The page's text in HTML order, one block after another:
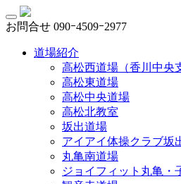
お問合せ 090ｰ4509ｰ2977
道場紹介
高松西道場（香川中央
高松東道場
高松中央道場
高松北教室
坂出道場
アイアイ体操クラブ坂
丸亀南道場
ジョイフィット丸亀・